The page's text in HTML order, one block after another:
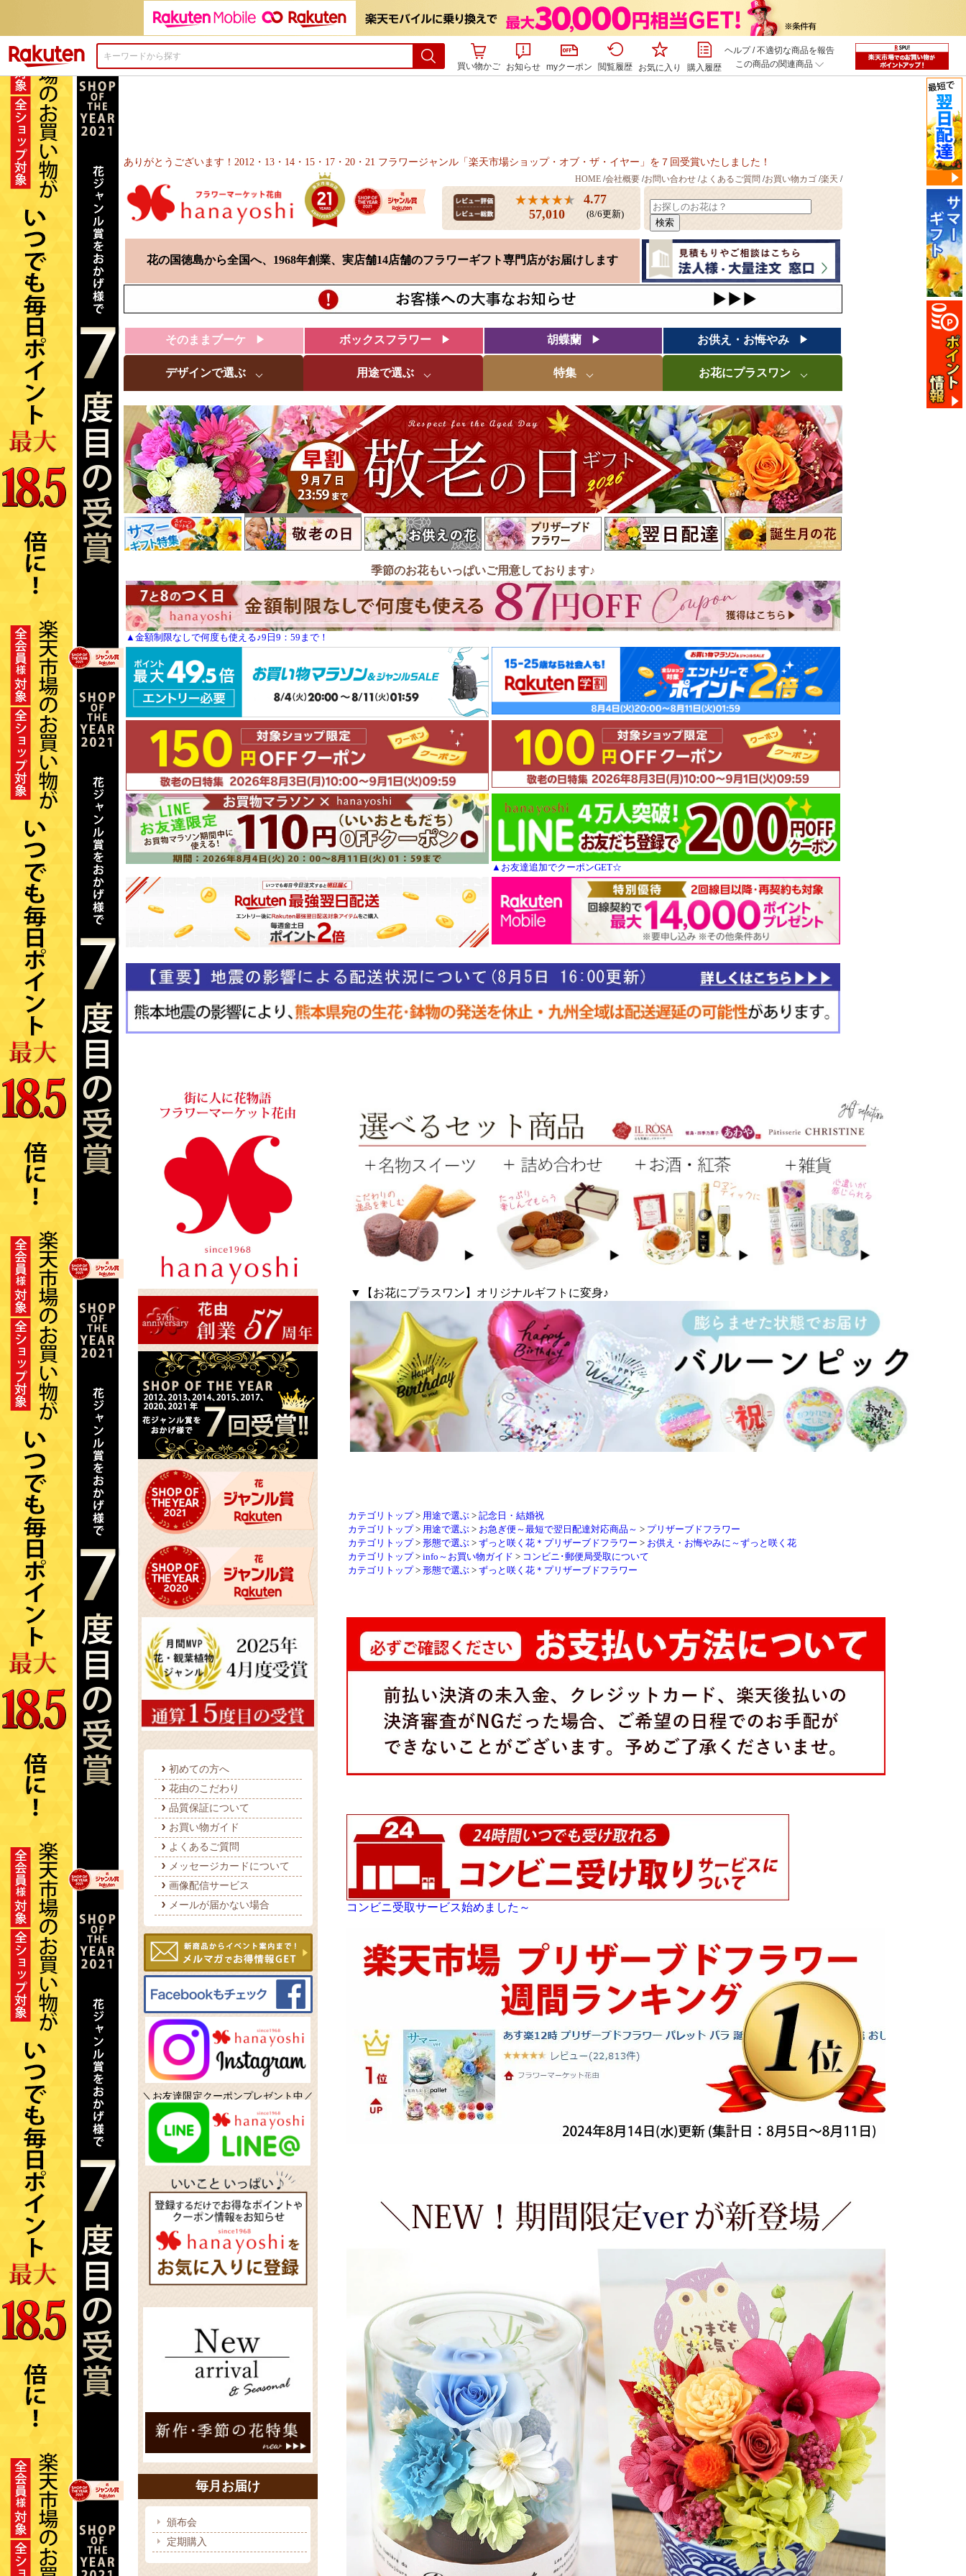
買い物かご
お知らせ myクーポン 閲覧履歴 お気に入り 購入履歴
ヘルプ/不適切な商品を報告
この商品の関連商品
ありがとうございます！2012・13・14・15・17・20・21 フラワージャンル「楽天市場ショップ・オブ・ザ・イヤー」を７回受賞いたしました！
楽天 /
お買い物カゴ /
よくあるご質問 /
お問い合わせ /
会社概要 /
HOME /
4.77
57,010
(8/6更新)
花の国徳島から全国へ、1968年創業、実店舗14店舗のフラワーギフト専門店がお届けします
そのままブーケ ボックスフラワー 胡蝶蘭 お供え・お悔やみ
デザインで選ぶ 用途で選ぶ 特集 お花にプラスワン
季節のお花もいっぱいご用意しております♪
▲金額制限なしで何度も使える♪9日9：59まで！
▲お友達追加でクーポンGET☆
初めての方へ
花由のこだわり
品質保証について
お買い物ガイド
よくあるご質問
メッセージカードについて
画像配信サービス
メールが届かない場合
＼お友達限定クーポンプレゼント中／
毎月お届け
頒布会
定期購入
▼【お花にプラスワン】オリジナルギフトに変身♪
カテゴリトップ > 用途で選ぶ > 記念日・結婚祝
カテゴリトップ > 用途で選ぶ > お急ぎ便～最短で翌日配達対応商品～ > プリザーブドフラワー
カテゴリトップ > 形態で選ぶ > ずっと咲く花＊プリザーブドフラワー > お供え・お悔やみに～ずっと咲く花
カテゴリトップ > info～お買い物ガイド > コンビニ･郵便局受取について
カテゴリトップ > 形態で選ぶ > ずっと咲く花＊プリザーブドフラワー
コンビニ受取サービス始めました～